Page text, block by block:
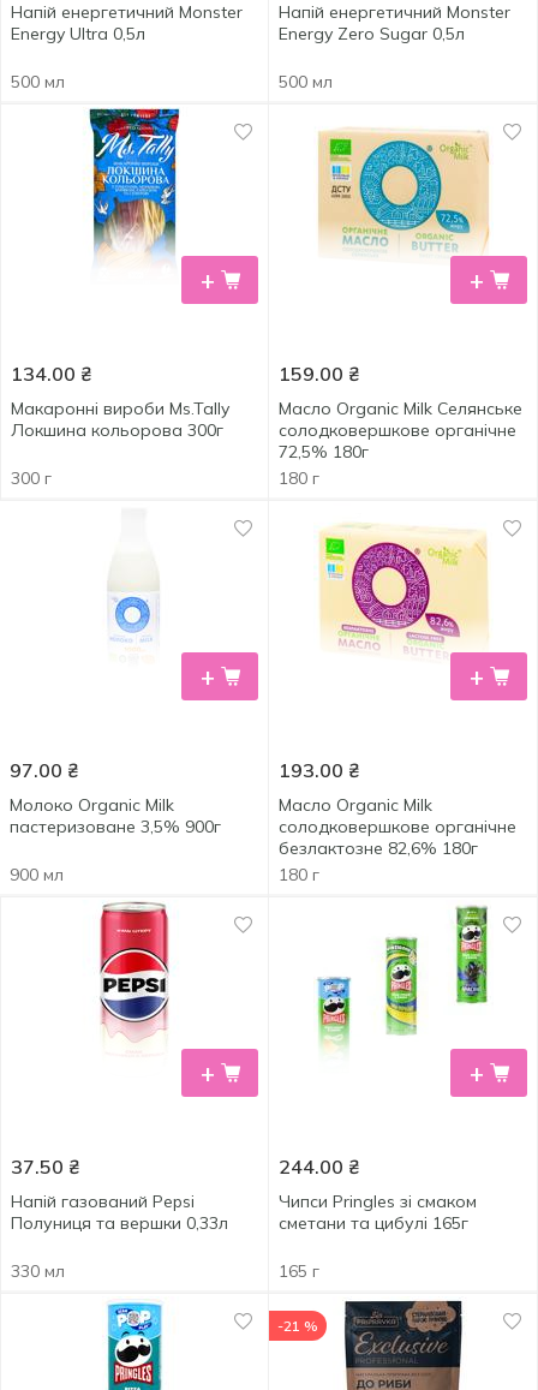
Напій енергетичний Monster
Energy Ultra 0,5л
500 мл
Напій енергетичний Monster
Energy Zero Sugar 0,5л
500 мл
+
134.00 ₴
Макаронні вироби Ms.Tally
Локшина кольорова 300г
300 г
+
159.00 ₴
Масло Organic Milk Селянське
солодковершкове органічне
72,5% 180г
180 г
+
97.00 ₴
Молоко Organic Milk
пастеризоване 3,5% 900г
900 мл
+
193.00 ₴
Масло Organic Milk
солодковершкове органічне
безлактозне 82,6% 180г
180 г
+
37.50 ₴
Напій газований Pepsi
Полуниця та вершки 0,33л
330 мл
+
244.00 ₴
Чипси Pringles зі смаком
сметани та цибулі 165г
165 г
-21 %